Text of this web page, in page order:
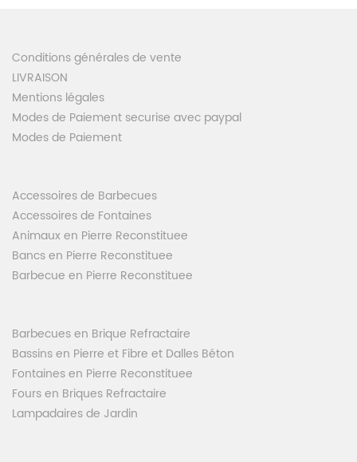
Conditions générales de vente
LIVRAISON
Mentions légales
Modes de Paiement securise avec paypal
Modes de Paiement
Accessoires de Barbecues
Accessoires de Fontaines
Animaux en Pierre Reconstituee
Bancs en Pierre Reconstituee
Barbecue en Pierre Reconstituee
Barbecues en Brique Refractaire
Bassins en Pierre et Fibre et Dalles Béton
Fontaines en Pierre Reconstituee
Fours en Briques Refractaire
Lampadaires de Jardin